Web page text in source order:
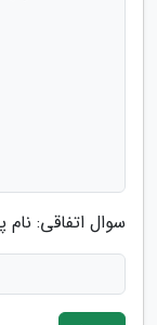
سوال اتفاقی: